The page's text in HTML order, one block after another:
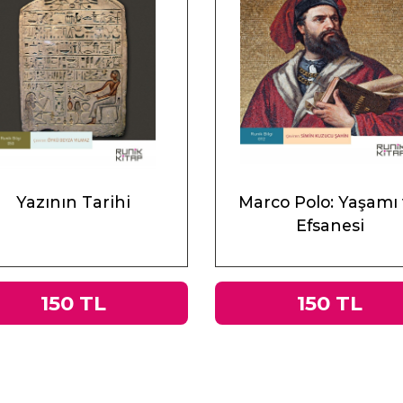
Yazının Tarihi
150 TL
Marco Polo: Yaşamı
Efsanesi
150 TL